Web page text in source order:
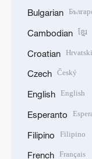
Bulgarian
Cambodian ខ្មែរ
Croatian Hrvatski
Czech Český
English English
Esperanto
Filipino Filipino
French Français